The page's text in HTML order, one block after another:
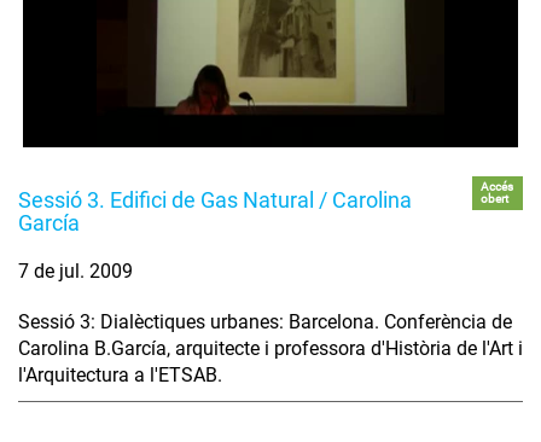
Sessió 3. Edifici de Gas Natural / Carolina
García
Accés
obert
7 de jul. 2009
Sessió 3: Dialèctiques urbanes: Barcelona. Conferència de
Carolina B.García, arquitecte i professora d'Història de l'Art i
l'Arquitectura a l'ETSAB.